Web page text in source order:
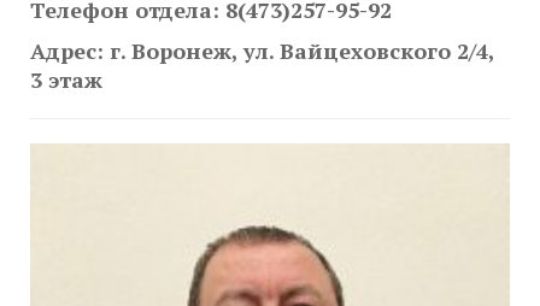
Телефон отдела: 8(473)257-95-92
Адрес: г. Воронеж, ул. Вайцеховского 2/4,
3 этаж